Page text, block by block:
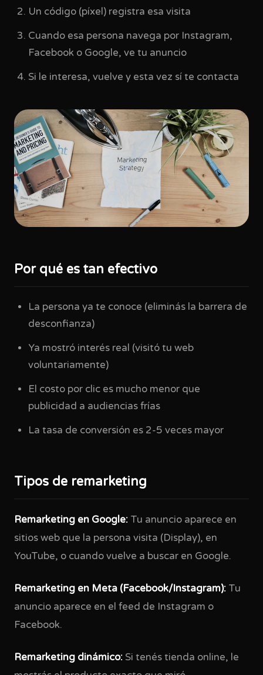
Un código (píxel) registra esa visita
Cuando esa persona navega por Instagram,
Facebook o Google, ve tu anuncio
Si le interesa, vuelve y esta vez sí te contacta
Por qué es tan efectivo
La persona ya te conoce (eliminás la barrera de
desconfianza)
Ya mostró interés real (visitó tu web
voluntariamente)
El costo por clic es mucho menor que
publicidad a audiencias frías
La tasa de conversión es 2-5 veces mayor
Tipos de remarketing
Remarketing en Google: Tu anuncio aparece en
sitios web que la persona visita (Display), en
YouTube, o cuando vuelve a buscar en Google.
Remarketing en Meta (Facebook/Instagram): Tu
anuncio aparece en el feed de Instagram o
Facebook.
Remarketing dinámico: Si tenés tienda online, le